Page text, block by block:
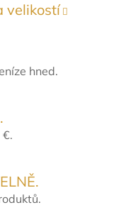
velikostí
hned.